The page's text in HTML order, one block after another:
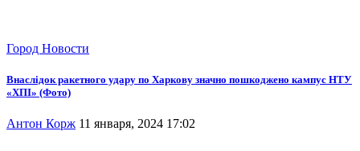
Город Новости
Внаслідок ракетного удару по Харкову значно пошкоджено кампус НТУ
«ХПІ» (Фото)
Антон Корж 11 января, 2024 17:02